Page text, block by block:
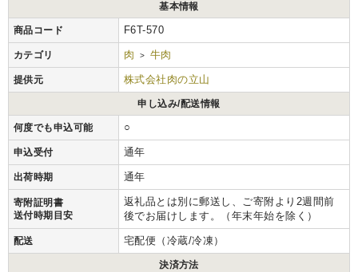
基本情報
商品コード F6T-570
カテゴリ 肉 > 牛肉
提供元 株式会社肉の立山
申し込み/配送情報
何度でも申込可能 ○
申込受付 通年
出荷時期 通年
寄附証明書
送付時期目安
返礼品とは別に郵送し、ご寄附より2週間前
後でお届けします。（年末年始を除く）
配送 宅配便（冷蔵/冷凍）
決済方法